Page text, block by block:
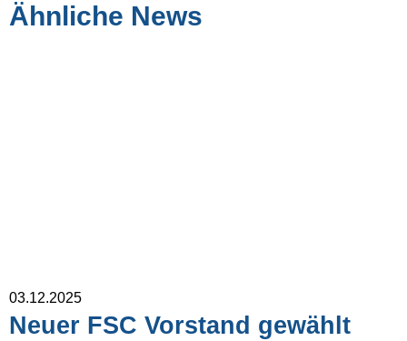
Ähnliche News
03.12.2025
Neuer FSC Vorstand gewählt